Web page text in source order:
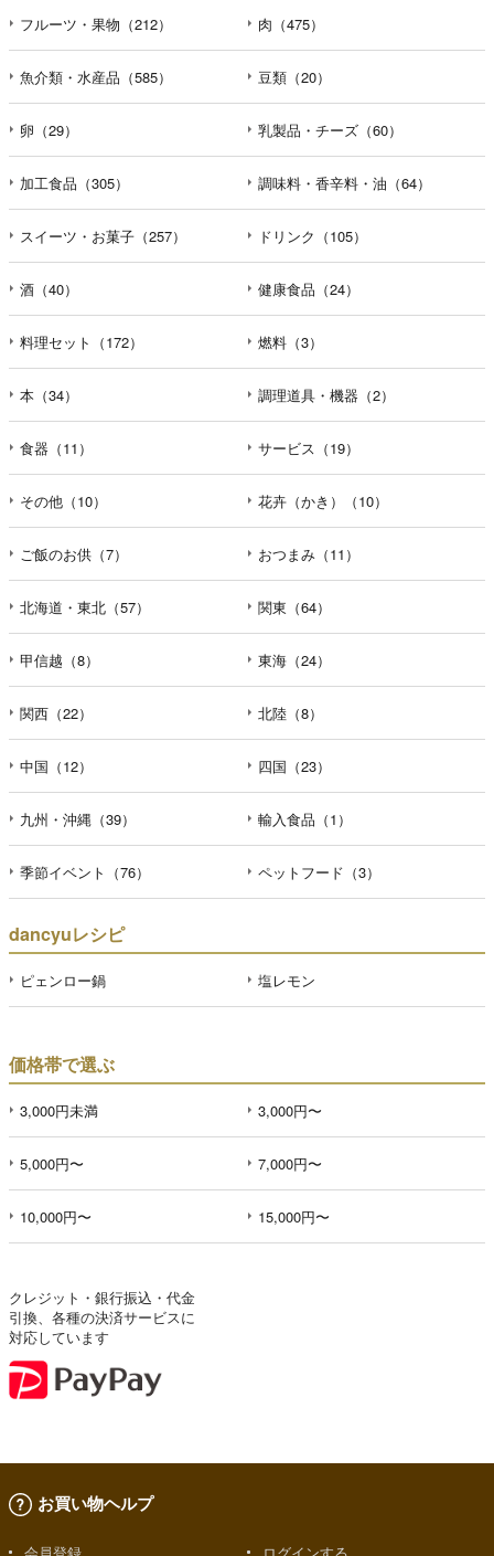
フルーツ・果物（212） 肉（475）
魚介類・水産品（585） 豆類（20）
卵（29） 乳製品・チーズ（60）
加工食品（305） 調味料・香辛料・油（64）
スイーツ・お菓子（257） ドリンク（105）
酒（40） 健康食品（24）
料理セット（172） 燃料（3）
本（34） 調理道具・機器（2）
食器（11） サービス（19）
その他（10） 花卉（かき）（10）
ご飯のお供（7） おつまみ（11）
北海道・東北（57） 関東（64）
甲信越（8） 東海（24）
関西（22） 北陸（8）
中国（12） 四国（23）
九州・沖縄（39） 輸入食品（1）
季節イベント（76） ペットフード（3）
dancyuレシピ
ピェンロー鍋 塩レモン
価格帯で選ぶ
3,000円未満 3,000円〜
5,000円〜 7,000円〜
10,000円〜 15,000円〜
クレジット・銀行振込・代金
引換、各種の決済サービスに
対応しています
お買い物ヘルプ